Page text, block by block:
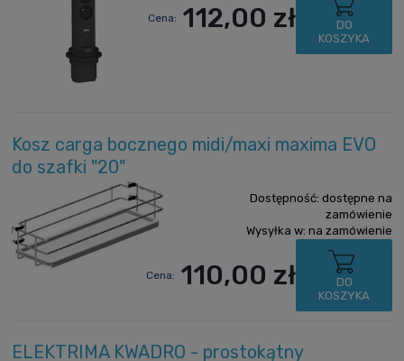
Cena: 112,00 zł
DO
KOSZYKA
Kosz carga bocznego midi/maxi maxima EVO
do szafki "20"
Dostępność: dostępne na
zamówienie
Wysyłka w: na zamówienie
Cena: 110,00 zł
DO
KOSZYKA
ELEKTRIMA KWADRO - prostokątny